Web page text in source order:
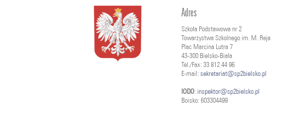
Adres
Szkoła Podstawowa nr 2
Towarzystwa Szkolnego im. M. Reja
Plac Marcina Lutra 7
43-300 Bielsko-Biała
Tel./Fax: 33 812 44 96
E-mail:sekretariat@sp2bielsko.pl
IODO:inspektor@sp2bielsko.pl
Boisko: 603304499